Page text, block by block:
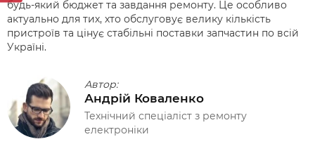
будь-який бюджет та завдання ремонту. Це особливо
актуально для тих, хто обслуговує велику кількість
пристроїв та цінує стабільні поставки запчастин по всій
Україні.
Автор:
Андрій Коваленко
Технічний спеціаліст з ремонту
електроніки